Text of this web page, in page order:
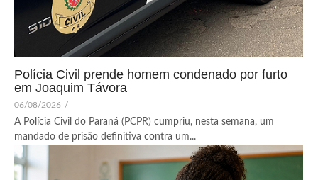
Polícia Civil prende homem condenado por furto
em Joaquim Távora
06/08/2026 /
A Polícia Civil do Paraná (PCPR) cumpriu, nesta semana, um
mandado de prisão definitiva contra um...